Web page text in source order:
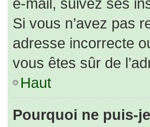
Si vous n’avez pas
adresse incorrecte
vous êtes sûr de
Haut
Pourquoi ne puis-